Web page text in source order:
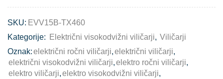
SKU: EVV15B-TX460
Kategorije:
Električni visokodvižni viličarji, Viličarji
Oznak:električni ročni viličarji,električni viličarji,
električni visokodvižni viličarji,elektro ročni viličarji,
elektro viličarji,elektro visokodvižni viličarji,